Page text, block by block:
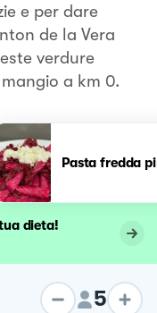
e per dare
de la Vera
verdure
a km 0.
Pasta fredda
dieta!
5